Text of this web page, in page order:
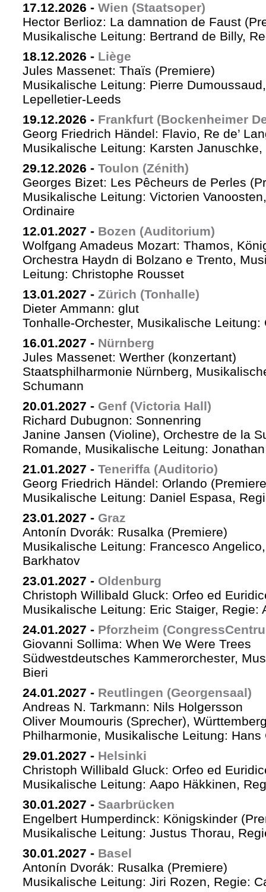
17.12.2026 - Wien (Staatsoper)
Hector Berlioz: La damnation de Faust
Musikalische Leitung: Bertrand de Billy,
18.12.2026 - Liège
Jules Massenet: Thaïs (Premiere)
Musikalische Leitung: Pierre
Lepelletier-Leeds
19.12.2026 - Frankfurt (Bockenheimer
Georg Friedrich Händel: Flavio, Re de’
Musikalische Leitung: Karsten
29.12.2026 - Toulon (Zénith)
Georges Bizet: Les Pêcheurs de Perles
Musikalische Leitung: Victorien
Ordinaire
12.01.2027 - Bozen (Auditorium)
Wolfgang Amadeus Mozart: Thamos,
Orchestra Haydn di Bolzano e Trento,
Leitung: Christophe Rousset
13.01.2027 - Zürich (Tonhalle)
Dieter Ammann: glut
Tonhalle-Orchester, Musikalische Leitung:
16.01.2027 - Nürnberg
Jules Massenet: Werther (konzertant)
Staatsphilharmonie Nürnberg,
Schumann
20.01.2027 - Genf (Victoria Hall)
Richard Dubugnon: Sonnenring
Janine Jansen (Violine), Orchestre de la
Romande, Musikalische Leitung:
21.01.2027 - Teneriffa (Auditorio)
Georg Friedrich Händel: Orlando
Musikalische Leitung: Daniel Espasa,
23.01.2027 - Graz
Antonín Dvorák: Rusalka (Premiere)
Musikalische Leitung: Francesco
Barkhatov
23.01.2027 - Oldenburg
Christoph Willibald Gluck: Orfeo ed
Musikalische Leitung: Eric Staiger, Regie:
24.01.2027 - Pforzheim
Giovanni Sollima: When We Were Trees
Südwestdeutsches Kammerorchester,
Bieri
24.01.2027 - Reutlingen (Georgensaal)
Andreas N. Tarkmann: Nils Holgersson
Oliver Moumouris (Sprecher),
Philharmonie, Musikalische Leitung: Hans
29.01.2027 - Helsinki
Christoph Willibald Gluck: Orfeo ed
Musikalische Leitung: Aapo Häkkinen,
30.01.2027 - Saarbrücken
Engelbert Humperdinck: Königskinder
Musikalische Leitung: Justus Thorau,
30.01.2027 - Basel
Antonín Dvorák: Rusalka (Premiere)
Musikalische Leitung: Jiri Rozen, Regie: